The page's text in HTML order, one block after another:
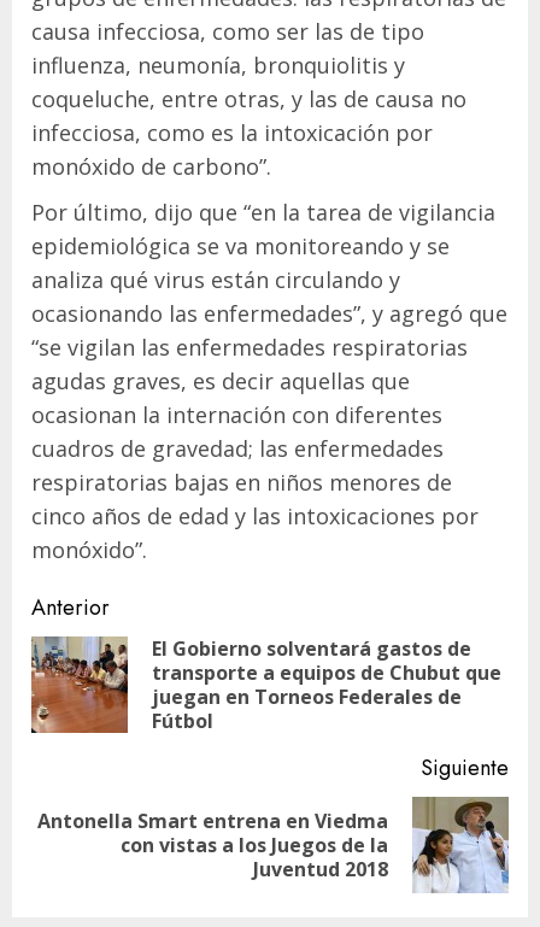
causa infecciosa, como ser las de tipo
influenza, neumonía, bronquiolitis y
coqueluche, entre otras, y las de causa no
infecciosa, como es la intoxicación por
monóxido de carbono”.
Por último, dijo que “en la tarea de vigilancia
epidemiológica se va monitoreando y se
analiza qué virus están circulando y
ocasionando las enfermedades”, y agregó que
“se vigilan las enfermedades respiratorias
agudas graves, es decir aquellas que
ocasionan la internación con diferentes
cuadros de gravedad; las enfermedades
respiratorias bajas en niños menores de
cinco años de edad y las intoxicaciones por
monóxido”.
Navegación
de
entradas
Anterior
El Gobierno solventará gastos de
transporte a equipos de Chubut que
juegan en Torneos Federales de
Fútbol
Siguiente
Siguiente
Antonella Smart entrena en Viedma
con vistas a los Juegos de la
Juventud 2018